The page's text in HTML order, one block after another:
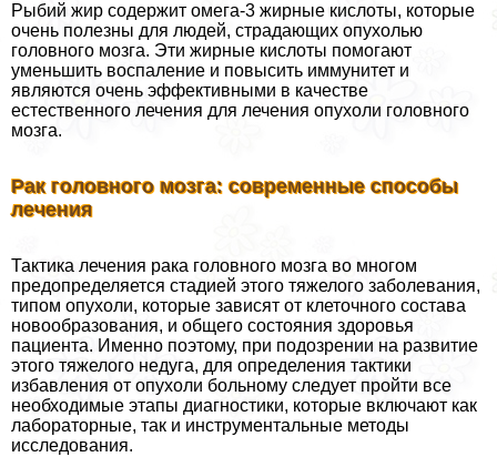
Рыбий жир содержит омега-3 жирные кислоты, которые
очень полезны для людей, страдающих опухолью
головного мозга. Эти жирные кислоты помогают
уменьшить воспаление и повысить иммунитет и
являются очень эффективными в качестве
естественного лечения для лечения опухоли головного
мозга.
Рак головного мозга: современные способы
лечения
Тактика лечения paка головного мозга во многом
предопределяется стадией этого тяжелого заболевания,
типом опухоли, которые зависят от клеточного состава
новообразования, и общего состояния здоровья
пациента. Именно поэтому, при подозрении на развитие
этого тяжелого недуга, для определения тактики
избавления от опухоли больному следует пройти все
необходимые этапы диагностики, которые включают как
лабораторные, так и инструментальные методы
исследования.